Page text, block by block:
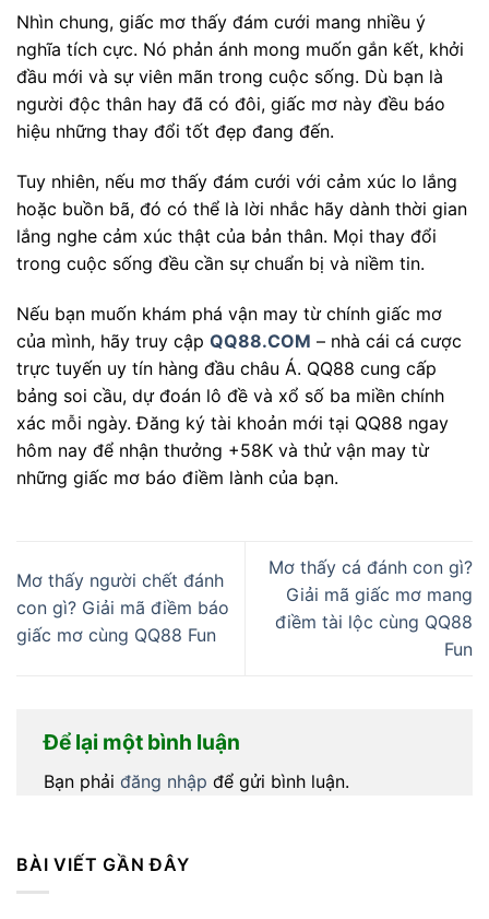
Nhìn chung, giấc mơ thấy đám cưới mang nhiều ý
nghĩa tích cực. Nó phản ánh mong muốn gắn kết, khởi
đầu mới và sự viên mãn trong cuộc sống. Dù bạn là
người độc thân hay đã có đôi, giấc mơ này đều báo
hiệu những thay đổi tốt đẹp đang đến.
Tuy nhiên, nếu mơ thấy đám cưới với cảm xúc lo lắng
hoặc buồn bã, đó có thể là lời nhắc hãy dành thời gian
lắng nghe cảm xúc thật của bản thân. Mọi thay đổi
trong cuộc sống đều cần sự chuẩn bị và niềm tin.
Nếu bạn muốn khám phá vận may từ chính giấc mơ
của mình, hãy truy cập QQ88.COM – nhà cái cá cược
trực tuyến uy tín hàng đầu châu Á. QQ88 cung cấp
bảng soi cầu, dự đoán lô đề và xổ số ba miền chính
xác mỗi ngày. Đăng ký tài khoản mới tại QQ88 ngay
hôm nay để nhận thưởng +58K và thử vận may từ
những giấc mơ báo điềm lành của bạn.
Mơ thấy người chết đánh
con gì? Giải mã điềm báo
giấc mơ cùng QQ88 Fun
Mơ thấy cá đánh con gì?
Giải mã giấc mơ mang
điềm tài lộc cùng QQ88
Fun
Để lại một bình luận
Bạn phải đăng nhập để gửi bình luận.
BÀI VIẾT GẦN ĐÂY